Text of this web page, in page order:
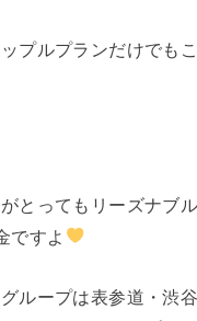
プルプランだけでも
とってもリーズナブル
ですよ
ループは表参道・渋